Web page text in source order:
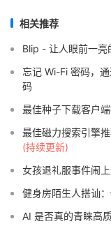
相关推荐
Blip - 让人眼前一亮
忘记 Wi-Fi 密码，
码
最佳种子下载客户
最佳磁力搜索引擎
(持续更新)
女孩退礼服事件闹
健身房陌生人搭讪
AI 是否真的青睐高